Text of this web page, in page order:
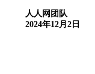
人人网团队
2024年12月2日